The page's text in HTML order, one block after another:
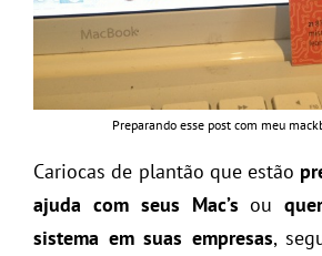
Preparando esse post com meu
Cariocas de plantão que estão
ajuda com seus Mac’s ou
sistema em suas empresas,